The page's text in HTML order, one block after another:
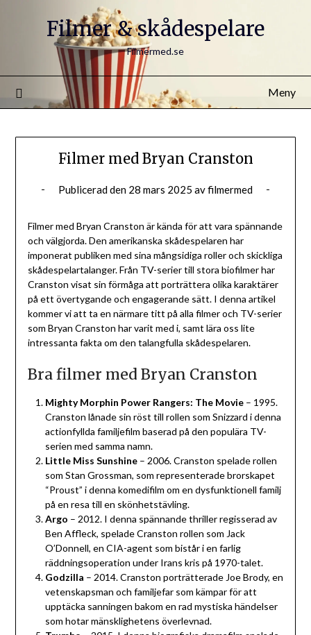
Filmer & skådespelare
Filmermed.se
Meny
Filmer med Bryan Cranston
Publicerad den 28 mars 2025 avfilmermed
Filmer med Bryan Cranston är kända för att vara spännande
och välgjorda. Den amerikanska skådespelaren har
imponerat publiken med sina mångsidiga roller och skickliga
skådespelartalanger. Från TV-serier till stora biofilmer har
Cranston visat sin förmåga att porträttera olika karaktärer
på ett övertygande och engagerande sätt. I denna artikel
kommer vi att ta en närmare titt på alla filmer och TV-serier
som Bryan Cranston har varit med i, samt lära oss lite
intressanta fakta om den talangfulla skådespelaren.
Bra filmer med Bryan Cranston
Mighty Morphin Power Rangers: The Movie– 1995.
Cranston lånade sin röst till rollen som Snizzard i denna
actionfyllda familjefilm baserad på den populära TV-
serien med samma namn.
Little Miss Sunshine– 2006. Cranston spelade rollen
som Stan Grossman, som representerade brorskapet
“Proust” i denna komedifilm om en dysfunktionell familj
på en resa till en skönhetstävling.
Argo – 2012. I denna spännande thriller regisserad av
Ben Affleck, spelade Cranston rollen som Jack
O’Donnell, en CIA-agent som bistår i en farlig
räddningsoperation under Irans kris på 1970-talet.
Godzilla – 2014. Cranston porträtterade Joe Brody, en
vetenskapsman och familjefar som kämpar för att
upptäcka sanningen bakom en rad mystiska händelser
som hotar mänsklighetens överlevnad.